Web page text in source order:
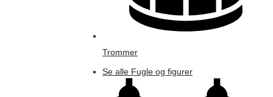
Trommer
Se alle Fugle og figurer